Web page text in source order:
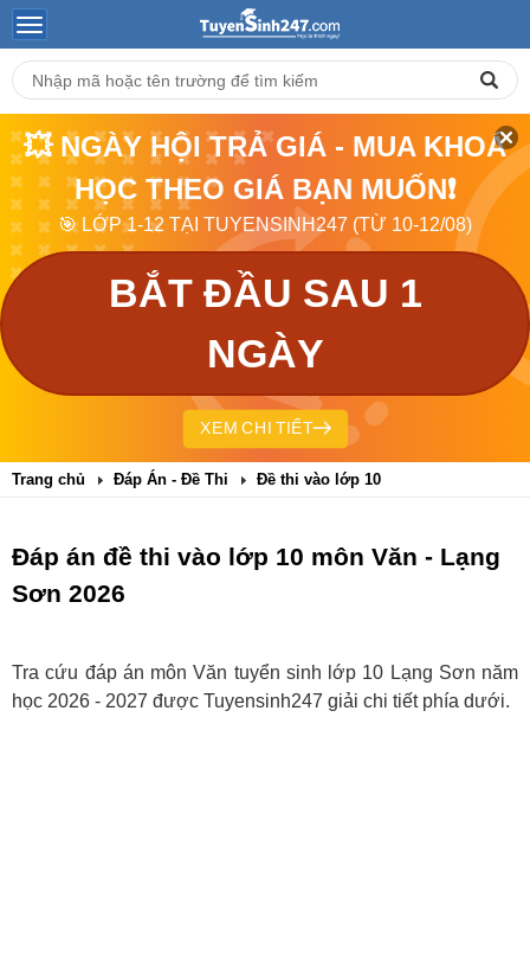
💥 NGÀY HỘI TRẢ GIÁ - MUA KHOÁ
HỌC THEO GIÁ BẠN MUỐN❗
🎯 LỚP 1-12 TẠI TUYENSINH247 (TỪ 10-12/08)
BẮT ĐẦU SAU 1
NGÀY
XEM CHI TIẾT
Trang chủ Đáp Án - Đề Thi Đề thi vào lớp 10
Đáp án đề thi vào lớp 10 môn Văn - Lạng
Sơn 2026
Tra cứu đáp án môn Văn tuyển sinh lớp 10 Lạng Sơn năm
học 2026 - 2027 được Tuyensinh247 giải chi tiết phía dưới.